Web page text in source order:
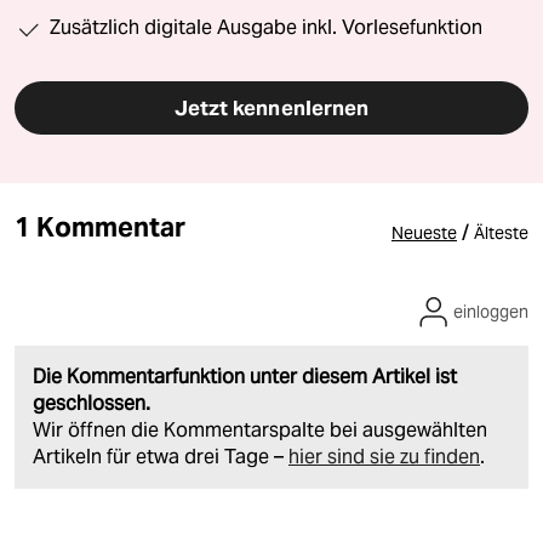
Zusätzlich digitale Ausgabe inkl. Vorlesefunktion
Jetzt kennenlernen
1 Kommentar Neueste / Älteste
Die Kommentarfunktion unter diesem Artikel ist
geschlossen.
Wir öffnen die Kommentarspalte bei ausgewählten
Artikeln für etwa drei Tage – hier sind sie zu finden.
einloggen